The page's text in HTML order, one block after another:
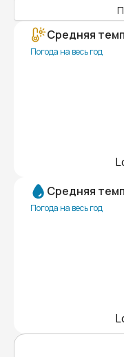
Средняя
Погода на весь год
Средняя
Погода на весь год